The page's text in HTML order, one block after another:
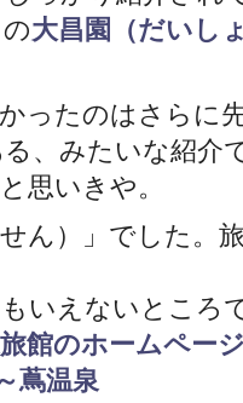
大昌園（だいし
ったのはさらに
、みたいな紹介
思いきや。
せん）」でした。
いえないところ
館のホームペー